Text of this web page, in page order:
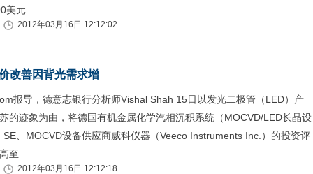
美元
2012年03月16日 12:12:02
改善因背光需求增
报导，德意志银行分析师Vishal Shah 15日以发光二极管（LED）产
的迹象为由，将德国有机金属化学汽相沉积系统（MOCVD/LED长晶设
、MOCVD设备供应商威科仪器（Veeco Instruments Inc.）的投资评
至
2012年03月16日 12:12:18